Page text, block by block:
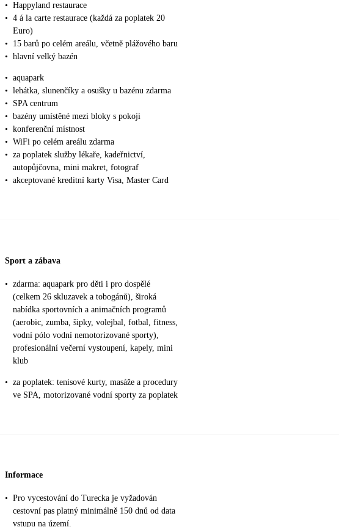
• Happyland restaurace
• 4 á la carte restaurace (každá za poplatek 20
Euro)
•
15 barů po celém areálu, včetně plážového baru
• hlavní velký bazén
• aquapark
• lehátka, slunenčíky a osušky u bazénu zdarma
•
SPA centrum
• bazény umístěné mezi bloky s pokoji
• konferenční místnost
• WiFi po celém areálu zdarma
• za poplatek služby lékaře, kadeřnictví,
autopůjčovna, mini makret, fotograf
• akceptované kreditní karty Visa, Master Card
Sport a zábava
• zdarma: aquapark pro děti i pro dospělé
(celkem 26 skluzavek a tobogánů), široká
nabídka sportovních a animačních programů
(aerobic, zumba, šipky, volejbal, fotbal, fitness,
vodní pólo vodní nemotorizované sporty),
profesionální večerní vystoupení, kapely, mini
klub
• za poplatek: tenisové kurty, masáže a procedury
ve SPA, motorizované vodní sporty za poplatek
Informace
• Pro vycestování do Turecka je vyžadován
cestovní pas platný minimálně 150 dnů od data
vstupu na území.